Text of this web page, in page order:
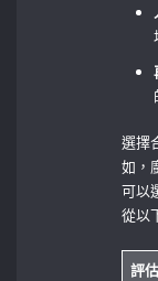
選擇
如，
可以
從以
評